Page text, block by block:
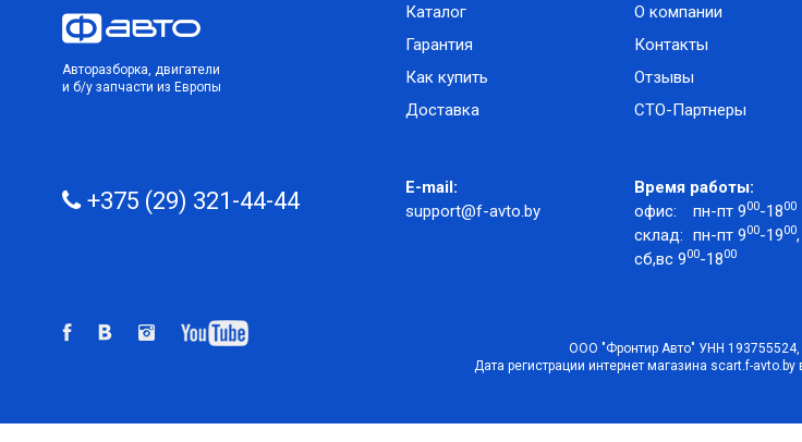
Авторазборка, двигатели
и б/у запчасти из Европы
Каталог
Гарантия
Как купить
Доставка
О компании
Контакты
Отзывы
СТО-Партнеры
+375 (29) 321-44-44
E-mail:
support@f-avto.by
Время работы:
офис:
пн-пт 900-1800
склад: пн-пт 900-1900,
сб,вс 900-1800
ООО "Фронтир Авто" УНН 193755524,
Дата регистрации интернет магазина scart.f-avto.by